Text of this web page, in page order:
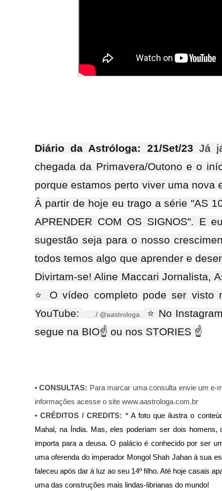
Diário da Astróloga: 21/Set/23 Já
chegada da Primavera/Outono e o
porque estamos perto viver uma nova
À partir de hoje eu trago a série "AS
APRENDER COM OS SIGNOS". E
sugestão seja para o nosso
todos temos algo que aprender e
Divirtam-se! Aline Maccari Jornalista,
⭐ O vídeo completo pode ser visto
YouTube:
/ @aastrologa
⭐ No
segue na BIO☝ ou nos STORIES ☝
•CONSULTAS: Para marcar uma consulta envie um e-
informações acesse o site www.aastrologa.com.br
•CRÉDITOS / CREDITS: * A foto que ilustra o
Mahal, na Índia. Mas, eles poderiam ser dois
importa para a deusa. O palácio é conhecido por ser
uma oferenda do imperador Mongol Shah Jahan à sua
faleceu após dar à luz ao seu 14º filho. Até hoje casais
uma das construções mais lindas-librianas do mundo!